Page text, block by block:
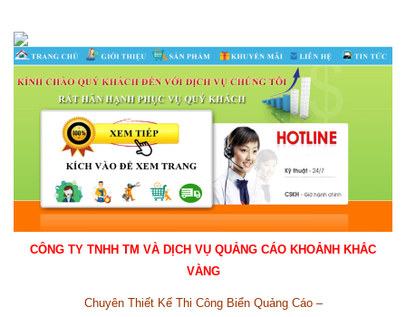
CÔNG TY TNHH TM VÀ DỊCH VỤ QUẢNG CÁO KHOẢNH KHẮC
VÀNG
Chuyên Thiết Kế Thi Công Biển Quảng Cáo –